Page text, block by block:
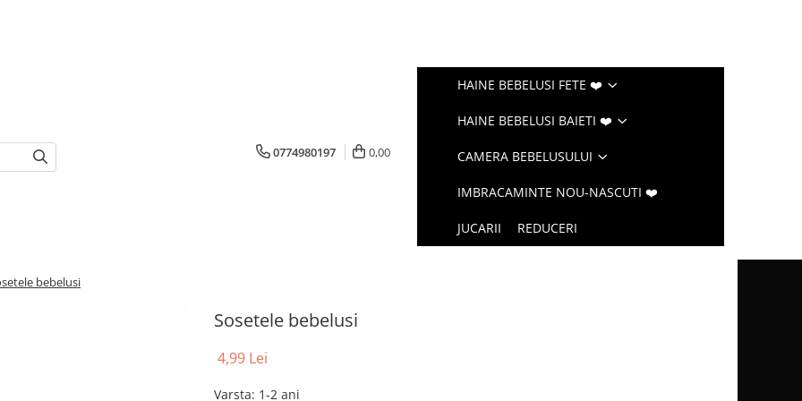
0774980197 0,00
HAINE BEBELUSI FETE ❤️
HAINE BEBELUSI BAIETI ❤️
CAMERA BEBELUSULUI
IMBRACAMINTE NOU-NASCUTI ❤️
JUCARII REDUCERI
bebelusi
Sosetele bebelusi
4,99 Lei
Varsta: 1-2 ani